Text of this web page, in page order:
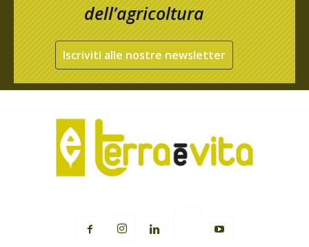
dell’agricoltura
Iscriviti alle nostre newsletter